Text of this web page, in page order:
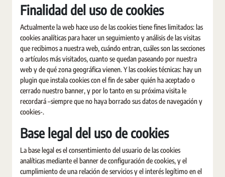
Finalidad del uso de cookies
Actualmente la web hace uso de las cookies tiene fines limitados: las
cookies analíticas para hacer un seguimiento y análisis de las visitas
que recibimos a nuestra web, cuándo entran, cuáles son las secciones
o artículos más visitados, cuanto se quedan paseando por nuestra
web y de qué zona geográfica vienen. Y las cookies técnicas: hay un
plugin que instala cookies con el fin de saber quién ha aceptado o
cerrado nuestro banner, y por lo tanto en su próxima visita le
recordará –siempre que no haya borrado sus datos de navegación y
cookies-.
Base legal del uso de cookies
La base legal es el consentimiento del usuario de las cookies
analíticas mediante el banner de configuración de cookies, y el
cumplimiento de una relación de servicios y el interés legítimo en el